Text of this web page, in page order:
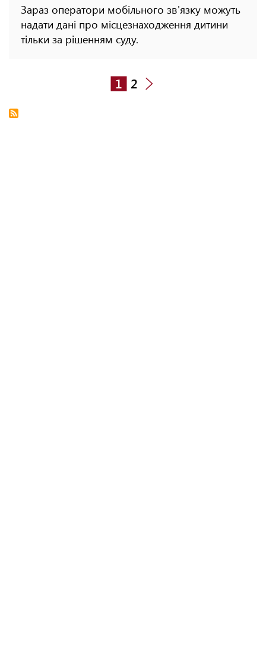
Зараз оператори мобільного зв'язку можуть
надати дані про місцезнаходження дитини
тільки за рішенням суду.
1 2